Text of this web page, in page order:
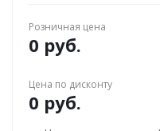
Розничная цена
0 руб.
Цена по дисконту
0 руб.